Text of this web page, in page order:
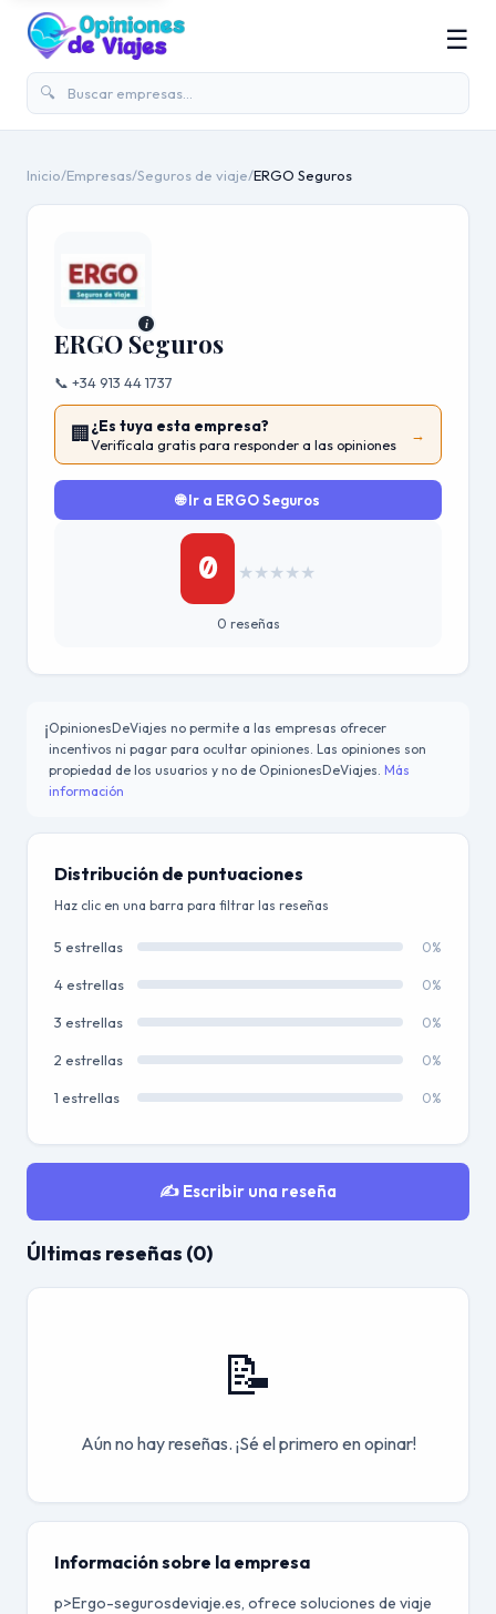
🔍
☰
Inicio/Empresas/Seguros de viaje/ERGO Seguros
i
ERGO Seguros
📞 +34 913 44 1737
🏢¿Es tuya esta empresa?
Verifícala gratis para responder a las opiniones
→
🌐 Ir a ERGO Seguros
0 ★ ★ ★ ★ ★
0 reseñas
ℹ️OpinionesDeViajes no permite a las empresas ofrecer
incentivos ni pagar para ocultar opiniones. Las opiniones son
propiedad de los usuarios y no de OpinionesDeViajes. Más
información
Distribución de puntuaciones
Haz clic en una barra para filtrar las reseñas
5 estrellas 0%
4 estrellas 0%
3 estrellas 0%
2 estrellas 0%
1 estrellas 0%
✍️ Escribir una reseña
Últimas reseñas (0)
📝
Aún no hay reseñas. ¡Sé el primero en opinar!
Información sobre la empresa
p>Ergo-segurosdeviaje.es, ofrece soluciones de viaje